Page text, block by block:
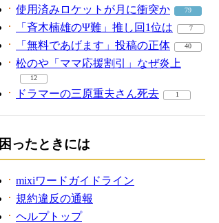
使用済みロケットが月に衝突か 79
「斉木楠雄のΨ難」推し回1位は 7
「無料であげます」投稿の正体 40
松のや「ママ応援割引」なぜ炎上
12
ドラマーの三原重夫さん死去 1
困ったときには
mixiワードガイドライン
規約違反の通報
ヘルプトップ